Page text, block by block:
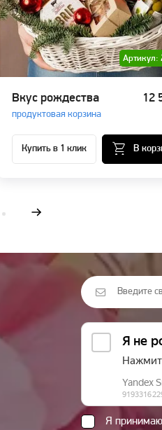
Артикул:
Вкус рождества
продуктовая корзина
12
Купить в 1 клик В
Я принимаю